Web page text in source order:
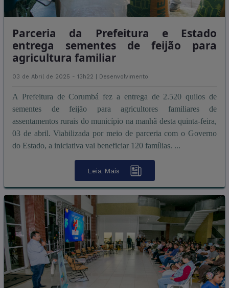
Parceria da Prefeitura e Estado
entrega sementes de feijão para
agricultura familiar
03 de Abril de 2025 - 13h22 | Desenvolvimento
A Prefeitura de Corumbá fez a entrega de 2.520 quilos de
sementes de feijão para agricultores familiares de
assentamentos rurais do município na manhã desta quinta-feira,
03 de abril. Viabilizada por meio de parceria com o Governo
do Estado, a iniciativa vai beneficiar 120 famílias. ...
Leia Mais